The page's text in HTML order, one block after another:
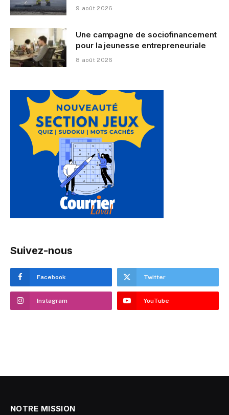
9 août 2026
Une campagne de sociofinancement
pour la jeunesse entrepreneuriale
8 août 2026
Suivez-nous
Facebook Twitter
Instagram YouTube
NOTRE MISSION